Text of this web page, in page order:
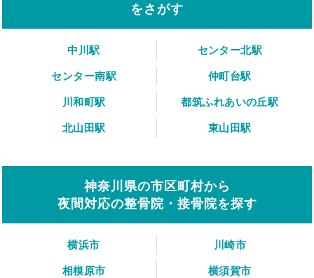
をさがす
中川駅
センター北駅
センター南駅
仲町台駅
川和町駅
都筑ふれあいの丘駅
北山田駅
東山田駅
神奈川県の市区町村から
夜間対応の整骨院・接骨院を探す
横浜市
川崎市
相模原市
横須賀市